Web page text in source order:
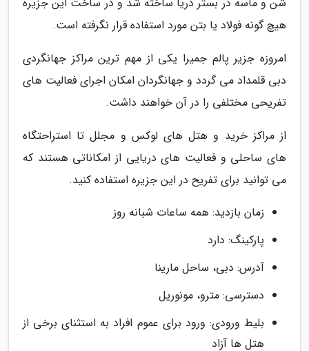
هیچ گونه فولاد یا بتن مورد استفاده قرار نگرفته است.
امروزه جزیر پالم جمیرا یکی از مهم ترین مراکز جهانگردی
دبی قلمداد می گردد و جهانگردان امکان اجرای فعالیت های
تفریحی مختلفی را در آن خواهند داشت.
از مراکز خرید و هتل های لوکس و مجلل تا استراحتگاه
های ساحلی و فعالیت های دریایی از امکاناتی هستند که
می توانید برای تفریح در این جزیره استفاده کنید.
زمان بازدید: همه ساعات شبانه روز
پارکینگ: دارد
آدرس: دبی، ساحل مارینا
دسترسی: مترو، مونوریل
بلیط ورودی: ورود برای عموم افراد به استثنای برخی از
هتل ها آزاد